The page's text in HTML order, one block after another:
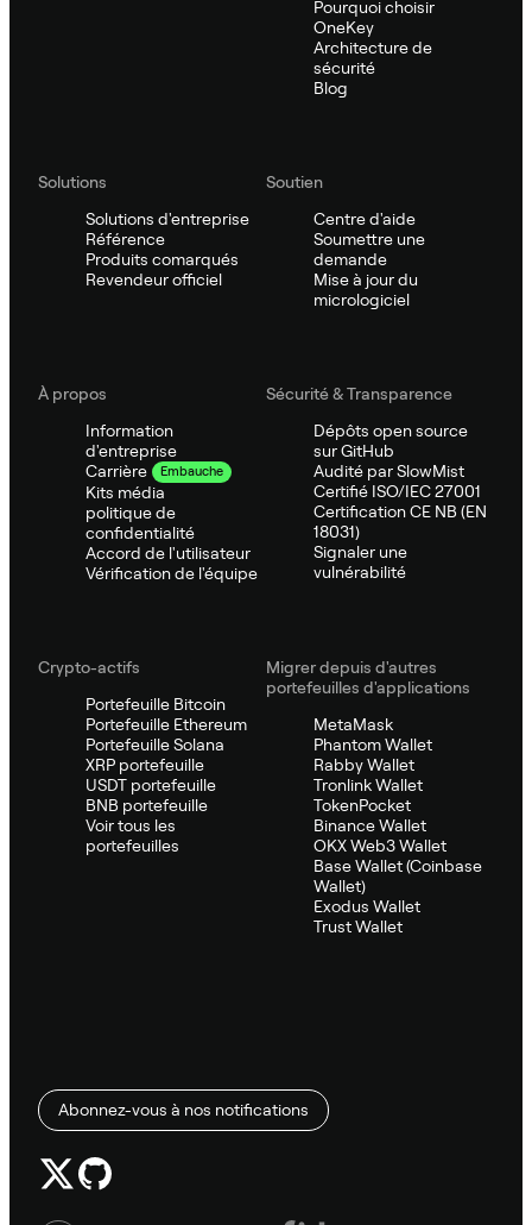
Pourquoi choisir
OneKey
Architecture de
sécurité
Blog
Solutions
Solutions d'entreprise
Référence
Produits comarqués
Revendeur officiel
Soutien
Centre d'aide
Soumettre une
demande
Mise à jour du
micrologiciel
À propos
Information
d'entreprise
Carrière
Embauche
Kits média
politique de
confidentialité
Accord de l'utilisateur
Vérification de l'équipe
Sécurité & Transparence
Dépôts open source
sur GitHub
Audité par SlowMist
Certifié ISO/IEC 27001
Certification CE NB (EN
18031)
Signaler une
vulnérabilité
Crypto-actifs
Portefeuille Bitcoin
Portefeuille Ethereum
Portefeuille Solana
XRP portefeuille
USDT portefeuille
BNB portefeuille
Voir tous les
portefeuilles
Migrer depuis d'autres
portefeuilles d'applications
MetaMask
Phantom Wallet
Rabby Wallet
Tronlink Wallet
TokenPocket
Binance Wallet
OKX Web3 Wallet
Base Wallet (Coinbase
Wallet)
Exodus Wallet
Trust Wallet
Abonnez-vous à nos notifications